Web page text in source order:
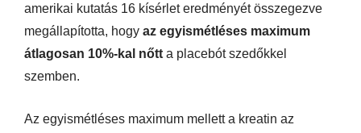
amerikai kutatás 16 kísérlet eredményét összegezve
megállapította, hogy az egyismétléses maximum
átlagosan 10%-kal nőtt a placebót szedőkkel
szemben.
Az egyismétléses maximum mellett a kreatin az